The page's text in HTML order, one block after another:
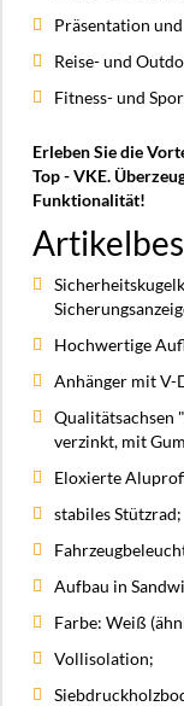
Präsentation
Reise- und
Fitness- und
Erleben Sie die
Top - VKE.
Funktionalität!
Hochwertige
Anhänger mit V-
Qualitätsachsen
verzinkt, mit
Eloxierte
stabiles Stützrad;
Aufbau in
Farbe: Weiß
Vollisolation;